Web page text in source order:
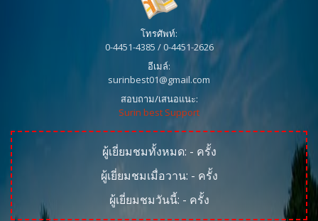
โทรศัพท์:
0-4451-4385 / 0-4451-2626
อีเมล์:
surinbest01@gmail.com
สอบถาม/เสนอแนะ:
Surin best Support
ผู้เยี่ยมชมทั้งหมด: - ครั้ง
ผู้เยี่ยมชมเมื่อวาน: - ครั้ง
ผู้เยี่ยมชมวันนี้: - ครั้ง